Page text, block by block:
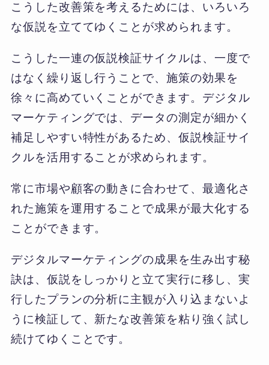
こうした改善策を考えるためには、いろいろ
な仮説を立ててゆくことが求められます。
こうした一連の仮説検証サイクルは、一度で
はなく繰り返し行うことで、施策の効果を
徐々に高めていくことができます。デジタル
マーケティングでは、データの測定が細かく
補足しやすい特性があるため、仮説検証サイ
クルを活用することが求められます。
常に市場や顧客の動きに合わせて、最適化さ
れた施策を運用することで成果が最大化する
ことができます。
デジタルマーケティングの成果を生み出す秘
訣は、仮説をしっかりと立て実行に移し、実
行したプランの分析に主観が入り込まないよ
うに検証して、新たな改善策を粘り強く試し
続けてゆくことです。